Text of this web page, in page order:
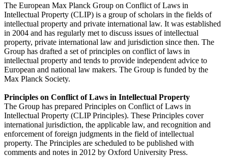
The European Max Planck Group on Conflict of Laws in
Intellectual Property (CLIP) is a group of scholars in the fields of
intellectual property and private international law. It was established
in 2004 and has regularly met to discuss issues of intellectual
property, private international law and jurisdiction since then. The
Group has drafted a set of principles on conflict of laws in
intellectual property and tends to provide independent advice to
European and national law makers. The Group is funded by the
Max Planck Society.
Principles on Conflict of Laws in Intellectual Property
The Group has prepared Principles on Conflict of Laws in
Intellectual Property (CLIP Principles). These Principles cover
international jurisdiction, the applicable law, and recognition and
enforcement of foreign judgments in the field of intellectual
property. The Principles are scheduled to be published with
comments and notes in 2012 by Oxford University Press.